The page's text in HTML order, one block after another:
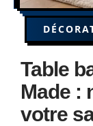
Table
Made :
votre